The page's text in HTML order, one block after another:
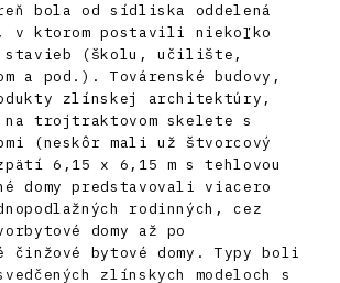
bola od sídliska oddelená
v ktorom postavili niekoľko
stavieb (školu, učilište,
a pod.). Továrenské budovy,
zlínskej architektúry,
trojtraktovom skelete s
(neskôr mali už štvorcový
6,15 x 6,15 m s tehlovou
domy predstavovali viacero
rodinných, cez
domy až po
činžové bytové domy. Typy boli
zlínskych modeloch s